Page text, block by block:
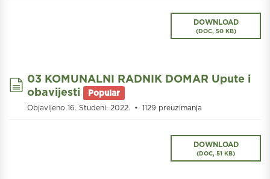
DOWNLOAD
(DOC, 50 KB)
document
03 KOMUNALNI RADNIK DOMAR Upute i
obavijesti
Popular
Objavljeno 16. Studeni. 2022. 1129 preuzimanja
DOWNLOAD
(DOC, 51 KB)